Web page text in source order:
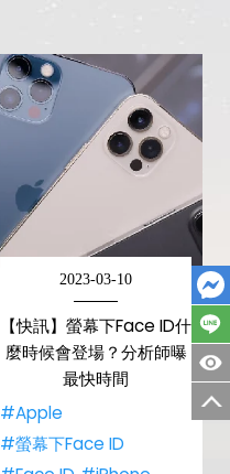
2023-03-10
【快訊】螢幕下Face ID什
麼時候會登場？分析師曝
最快時間
#Apple
#螢幕下Face ID